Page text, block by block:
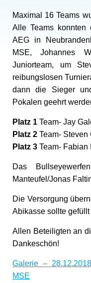
Maximal 16 Teams
Alle Teams
AEG in
MSE, Johannes
Juniorteam, um
reibungslosen
dann die Sieger
Pokalen geehrt
Platz 1 Team- Jay
Platz 2 Team-
Platz 3 Team- Fabian
Das
Manteufel/Jonas
Die Versorgung
Abikasse sollte gefüllt
Allen Beteiligten an
Dankeschön!
Galerie –
MSE